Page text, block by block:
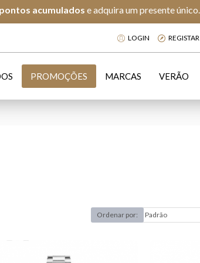
acumulados e adquira um presente único.
LOGIN REGISTAR
PROMOÇÕES MARCAS VERÃO
Ordenar por: